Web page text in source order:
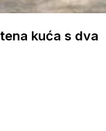
kuća s dva